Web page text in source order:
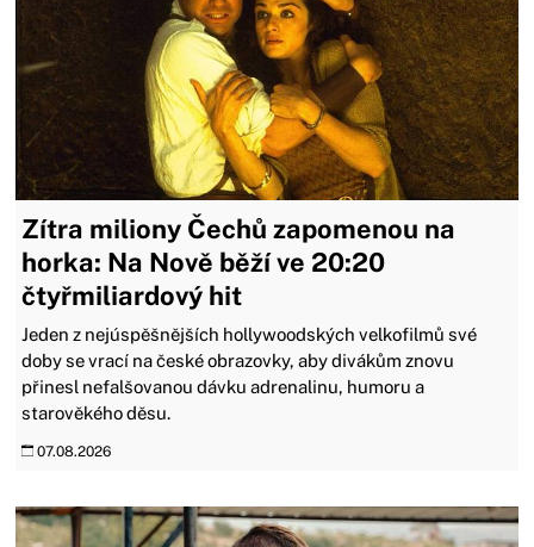
Zítra miliony Čechů zapomenou na
horka: Na Nově běží ve 20:20
čtyřmiliardový hit
Jeden z nejúspěšnějších hollywoodských velkofilmů své
doby se vrací na české obrazovky, aby divákům znovu
přinesl nefalšovanou dávku adrenalinu, humoru a
starověkého děsu.
07.08.2026